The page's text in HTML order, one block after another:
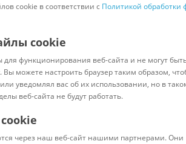
cookie в соответствии с Политикой обработки
cookie
функционирования веб-сайта и не могут
можете настроить браузер таким образом,
уведомлял вас об их использовании, но в
веб-сайта не будут работать.
через наш веб-сайт нашими партнерами. Они